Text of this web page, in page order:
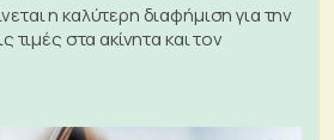
η καλύτερη διαφήμιση για την
τιμές στα ακίνητα και τον